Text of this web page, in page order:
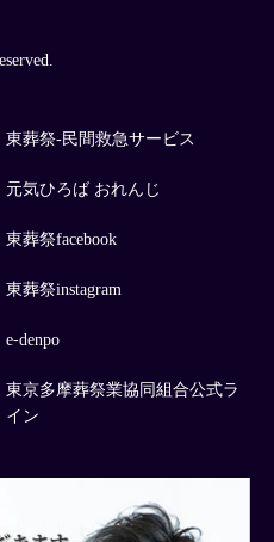
東葬祭-民間救急サービス
元気ひろば おれんじ
東葬祭facebook
東葬祭instagram
e-denpo
東京多摩葬祭業協同組合公式ラ
イン